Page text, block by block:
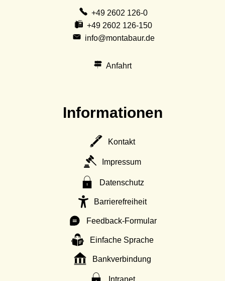
+49 2602 126-0
+49 2602 126-150
info@montabaur.de
Anfahrt
Informationen
Kontakt
Impressum
Datenschutz
Barrierefreiheit
Feedback-Formular
Einfache Sprache
Bankverbindung